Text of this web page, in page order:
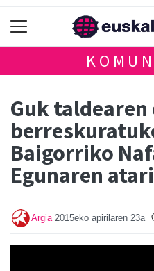
Guk
Baigorriko
Egunaren
Argia 2015eko apirilaren 23a